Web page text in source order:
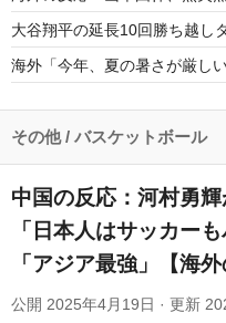
大谷翔平の延長10回勝ち越し
海外「今年、夏の暑さが厳し
海外の反応MLB：村上宗隆が
Powered by livedoor 相互
その他 / バスケットボール
中国の反応：河村勇
「日本人はサッカー
「アジア最強」【海外
公開 2025年4月19日 · 更新